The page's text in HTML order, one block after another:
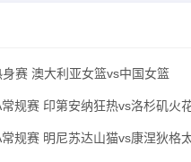
赛 澳大利亚女篮vs中国女篮
规赛 印第安纳狂热vs洛杉矶火
规赛 明尼苏达山猫vs康涅狄格